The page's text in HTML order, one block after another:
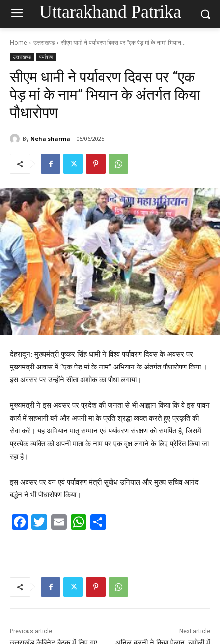
Uttarakhand Patrika
Home उत्तराखण्ड सीएम धामी ने पर्यावरण दिवस पर “एक पेड़ मां के नाम” भियान...
उत्तराखण्ड पर्यावरण
सीएम धामी ने पर्यावरण दिवस पर “एक
पेड़ मां के नाम” भियान के अंतर्गत किया
पौधारोपण
By Neha sharma 05/06/2025
देहरादून: मुख्यमंत्री पुष्कर सिंह धामी ने विश्व पर्यावरण दिवस के अवसर पर
मुख्यमंत्री आवास में “एक पेड़ मां के नाम” अभियान के अंतर्गत पौधारोपण किया ।
इस अवसर पर उन्होंने सीता अशोक का पौधा लगाया।
मुख्यमंत्री ने इस अवसर पर प्रदेश की जनता से भी आह्वान किया कि वे इस पावन
कार्य में सहभागी बनें और अपनी मां के प्रति श्रद्धा व्यक्त करते हुए प्रकृति की
सेवा करें। यह अभियान मातृ सम्मान एवं पर्यावरण संरक्षण को समर्पित है, जिसमें
प्रत्येक व्यक्ति को अपनी माता के नाम पर एक वृक्ष लगाने के लिए प्रेरित किया जा
रहा है।
इस अवसर पर वन एवं पर्यावरण मंत्री सुबोध उनियाल और मुख्य सचिव आनंद
बर्द्धन ने भी पौधारोपण किया।
F
k
T
E
W
A
p
Previous article Next article